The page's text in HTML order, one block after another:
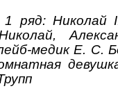
1 ряд: Николай
медик Е. С.